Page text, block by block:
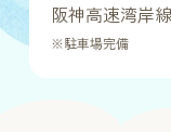
阪神高速湾岸
※駐車場完備